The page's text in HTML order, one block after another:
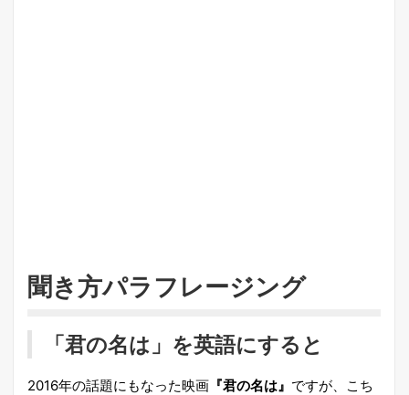
聞き方パラフレージング
「君の名は」を英語にすると
2016年の話題にもなった映画 『君の名は』 ですが、こち